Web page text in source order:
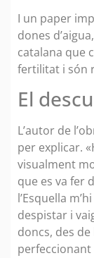
I un paper
dones
catalana que
fertilitat i són
El
L’autor de
per explicar.
visualment
que es va fer
l’Esquella
despistar i
doncs, des
perfeccionant